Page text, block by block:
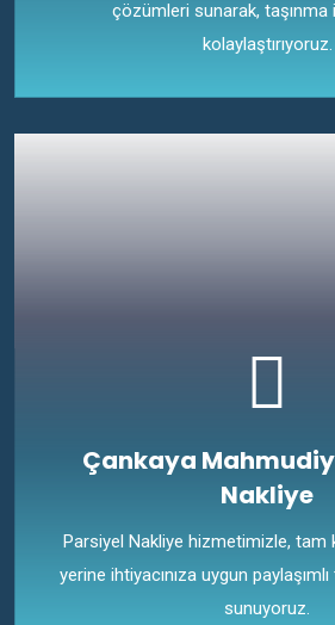
çözümleri sunarak, taşınma
kolaylaştırıyoruz.
Çankaya
Nakliye
Parsiyel Nakliye hizmetimizle, tam
yerine ihtiyacınıza uygun
sunuyoruz.